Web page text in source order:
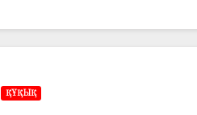
ҚҰҚЫҚ